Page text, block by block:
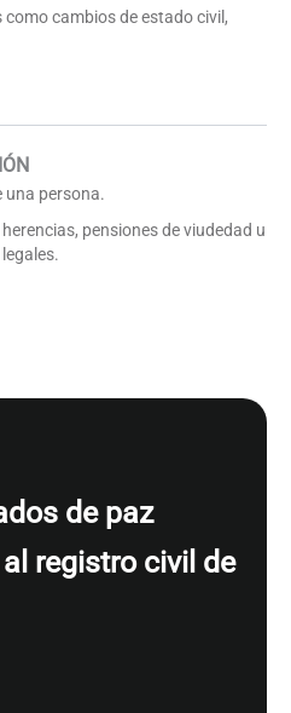
cambios de estado civil,
una persona.
pensiones de viudedad u
de paz
registro civil de